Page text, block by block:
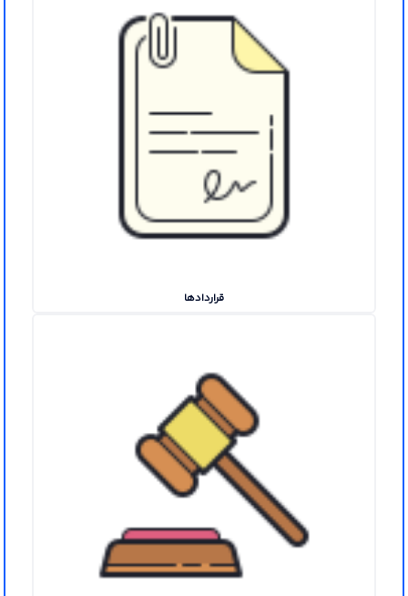
قراردادها